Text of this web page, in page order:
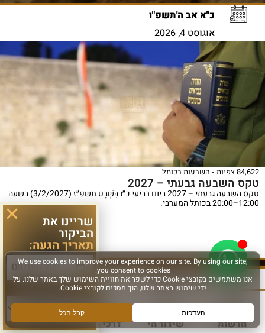
כ"א אב ה'תשפ"ו
אוגוסט 4, 2026
84,622 צפיות השבעות בכותל
טקס השבעה גבעתי – 2027
טקס השבעה גבעתי – 2027 ביום רביעי כ״ו בִּשְׁבָט תשפ״ז (3/2/2027) בשעה
12:00–20:00 בכותל המערבי.
לפרטים נוספים >
כ"א אב ה'תשפ"ו
חדשות
שידור חי דרכי הגעה עוד
שריינו את
הביקור
תאריך הגעה:
סוג פעילות: